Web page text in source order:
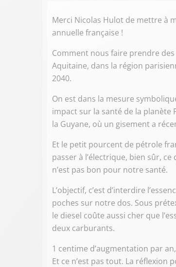
Merci Nicolas Hulot de mettre à
annuelle française !
Comment nous faire prendre
Aquitaine, dans la région
2040.
On est dans la mesure
impact sur la santé de la
la Guyane, où un gisement a
Et le petit pourcent de pétrole
passer à l’électrique, bien sûr,
n’est pas bon pour notre santé.
L’objectif, c’est d’interdire
poches sur notre dos. Sous
le diesel coûte aussi cher que
deux carburants.
1 centime d’augmentation par
Et ce n’est pas tout. La réflexion